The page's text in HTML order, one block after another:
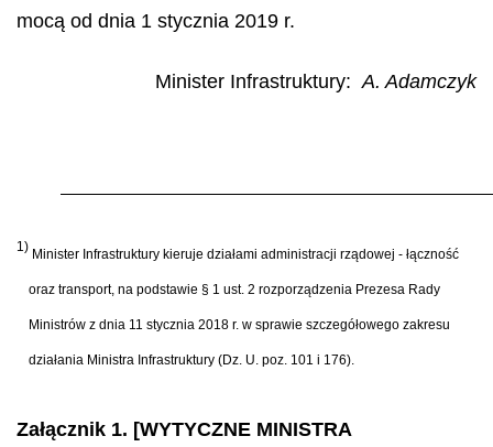
mocą od dnia 1 stycznia 2019 r.
Minister Infrastruktury: A. Adamczyk
1) Minister Infrastruktury kieruje działami administracji rządowej - łączność
oraz transport, na podstawie § 1 ust. 2 rozporządzenia Prezesa Rady
Ministrów z dnia 11 stycznia 2018 r. w sprawie szczegółowego zakresu
działania Ministra Infrastruktury (Dz. U. poz. 101 i 176).
Załącznik 1. [WYTYCZNE MINISTRA